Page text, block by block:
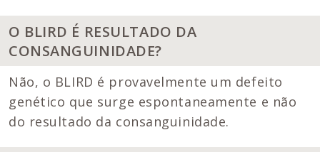
O BLIRD É RESULTADO DA
CONSANGUINIDADE?
Não, o BLIRD é provavelmente um defeito
genético que surge espontaneamente e não
do resultado da consanguinidade.